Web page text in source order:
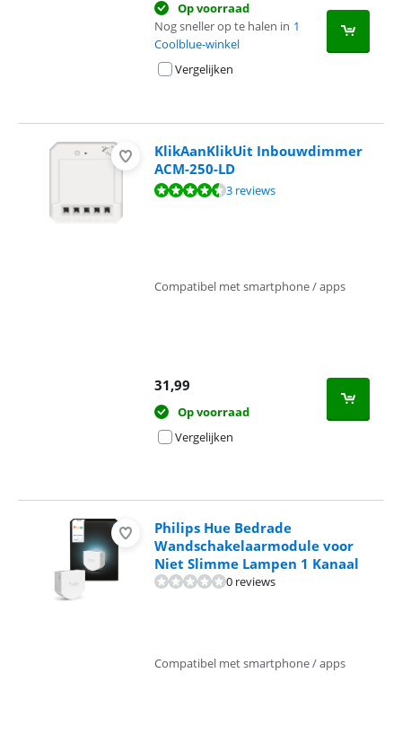
Op voorraad
Nog sneller op te halen in 1
Coolblue-winkel
Vergelijken
KlikAanKlikUit Inbouwdimmer
ACM-250-LD
Beoordeling is 9,3 van de 10, gebaseerd op 3 reviews.
3 reviews
Compatibel met smartphone / apps
31,99
Op voorraad
Vergelijken
Philips Hue Bedrade
Wandschakelaarmodule voor
Niet Slimme Lampen 1 Kanaal
0 reviews
Compatibel met smartphone / apps